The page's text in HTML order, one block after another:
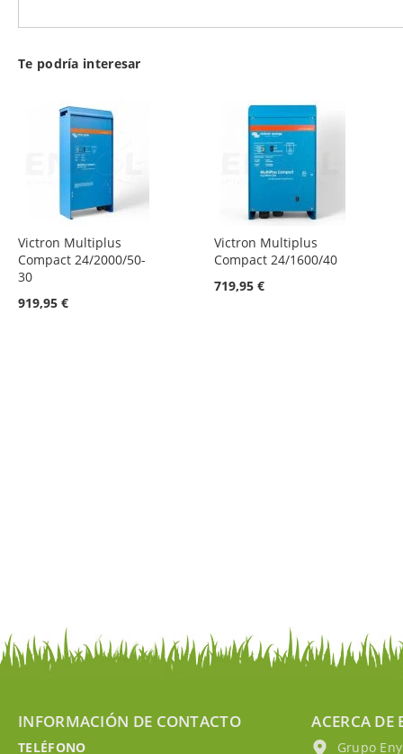
Te podría interesar
Victron Multiplus
Compact 24/2000/50-
30
919,95 €
Victron Multiplus
Compact 24/1600/40
719,95 €
INFORMACIÓN DE CONTACTO
TELÉFONO
ACERCA DE
Grupo